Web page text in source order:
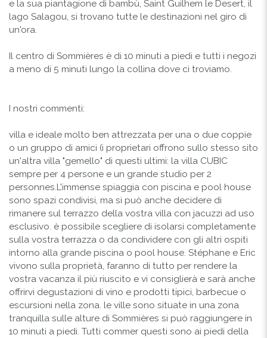
e la sua piantagione di bambù, Saint Guilhem le Desert, il
lago Salagou, si trovano tutte le destinazioni nel giro di
un'ora.
Il centro di Sommières è di 10 minuti a piedi e tutti i negozi
a meno di 5 minuti lungo la collina dove ci troviamo.
I nostri commenti:
villa e ideale molto ben attrezzata per una o due coppie
o un gruppo di amici (i proprietari offrono sullo stesso sito
un'altra villa "gemello" di questi ultimi: la villa CUBIC
sempre per 4 persone e un grande studio per 2
personnes.L'immense spiaggia con piscina e pool house
sono spazi condivisi, ma si può anche decidere di
rimanere sul terrazzo della vostra villa con jacuzzi ad uso
esclusivo. è possibile scegliere di isolarsi completamente
sulla vostra terrazza o da condividere con gli altri ospiti
intorno alla grande piscina o pool house. Stéphane e Eric
vivono sulla proprietà, faranno di tutto per rendere la
vostra vacanza il più riuscito e vi consiglierà e sarà anche
offrirvi degustazioni di vino e prodotti tipici, barbecue o
escursioni nella zona. le ville sono situate in una zona
tranquilla sulle alture di Sommières si può raggiungere in
10 minuti a piedi. Tutti commer questi sono ai piedi della